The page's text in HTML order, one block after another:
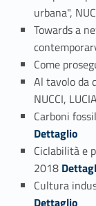
urbana",
Towards a
Come
Al tavolo da
NUCCI,
Carboni
Dettaglio
Ciclabilità e
2018Link identifier #identifier_person_96332-8
Cultura